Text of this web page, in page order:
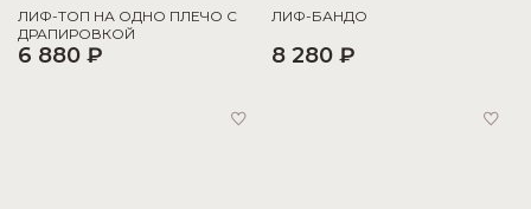
ЛИФ-ТОП НА ОДНО ПЛЕЧО С
ДРАПИРОВКОЙ
6 880 ₽
ЛИФ-БАНДО
8 280 ₽